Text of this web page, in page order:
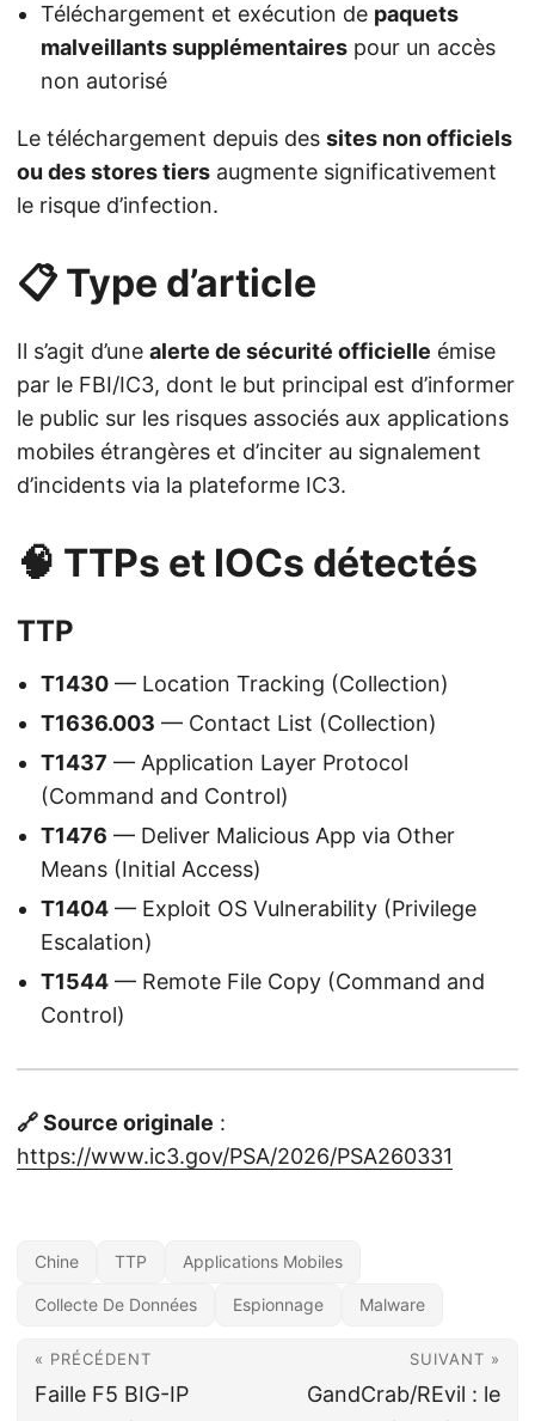
Téléchargement et exécution de paquets
malveillants supplémentaires pour un accès
non autorisé
Le téléchargement depuis des sites non officiels
ou des stores tiers augmente significativement
le risque d’infection.
📋 Type d’article
Il s’agit d’une alerte de sécurité officielle émise
par le FBI/IC3, dont le but principal est d’informer
le public sur les risques associés aux applications
mobiles étrangères et d’inciter au signalement
d’incidents via la plateforme IC3.
🧠 TTPs et IOCs détectés
TTP
T1430 — Location Tracking (Collection)
T1636.003 — Contact List (Collection)
T1437 — Application Layer Protocol
(Command and Control)
T1476 — Deliver Malicious App via Other
Means (Initial Access)
T1404 — Exploit OS Vulnerability (Privilege
Escalation)
T1544 — Remote File Copy (Command and
Control)
🔗 Source originale :
https://www.ic3.gov/PSA/2026/PSA260331
Chine TTP Applications Mobiles
Collecte De Données Espionnage Malware
« PRÉCÉDENT
Faille F5 BIG-IP
SUIVANT »
GandCrab/REvil : le